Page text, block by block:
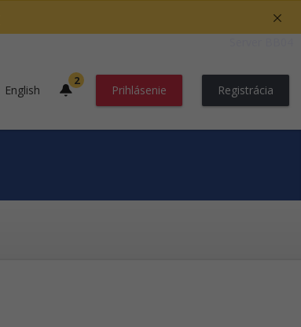
English
2
Prihlásenie Registrácia